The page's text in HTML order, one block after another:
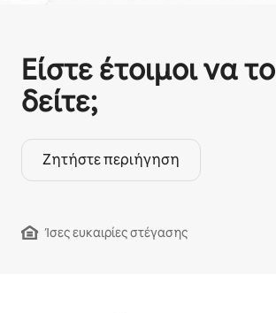
Είστε έτοιμοι να το
δείτε;
Ζητήστε περιήγηση
Ίσες ευκαιρίες στέγασης